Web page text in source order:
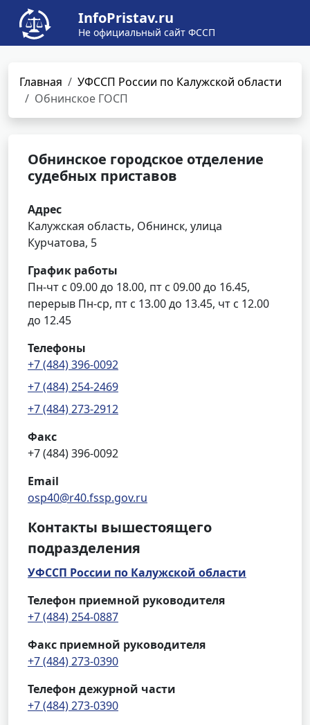
InfoPristav.ru
Не официальный сайт ФССП
Главная
УФССП России по Калужской области
Обнинское ГОСП
Обнинское городское отделение
судебных приставов
Адрес
Калужская область, Обнинск, улица
Курчатова, 5
График работы
Пн-чт с 09.00 до 18.00, пт с 09.00 до 16.45,
перерыв Пн-ср, пт с 13.00 до 13.45, чт с 12.00
до 12.45
Телефоны
+7 (484) 396-0092
+7 (484) 254-2469
+7 (484) 273-2912
Факс
+7 (484) 396-0092
Email
osp40@r40.fssp.gov.ru
Контакты вышестоящего
подразделения
УФССП России по Калужской области
Телефон приемной руководителя
+7 (484) 254-0887
Факс приемной руководителя
+7 (484) 273-0390
Телефон дежурной части
+7 (484) 273-0390